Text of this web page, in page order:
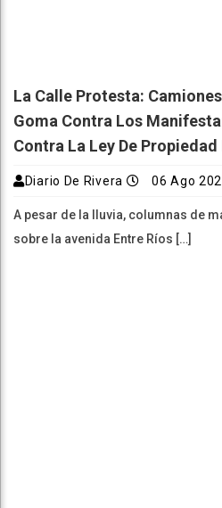
La Calle Protesta:
Goma Contra Los
Contra La Ley De
Diario De Rivera 06 Ago
A pesar de la lluvia, columnas de
sobre la avenida Entre Ríos […]